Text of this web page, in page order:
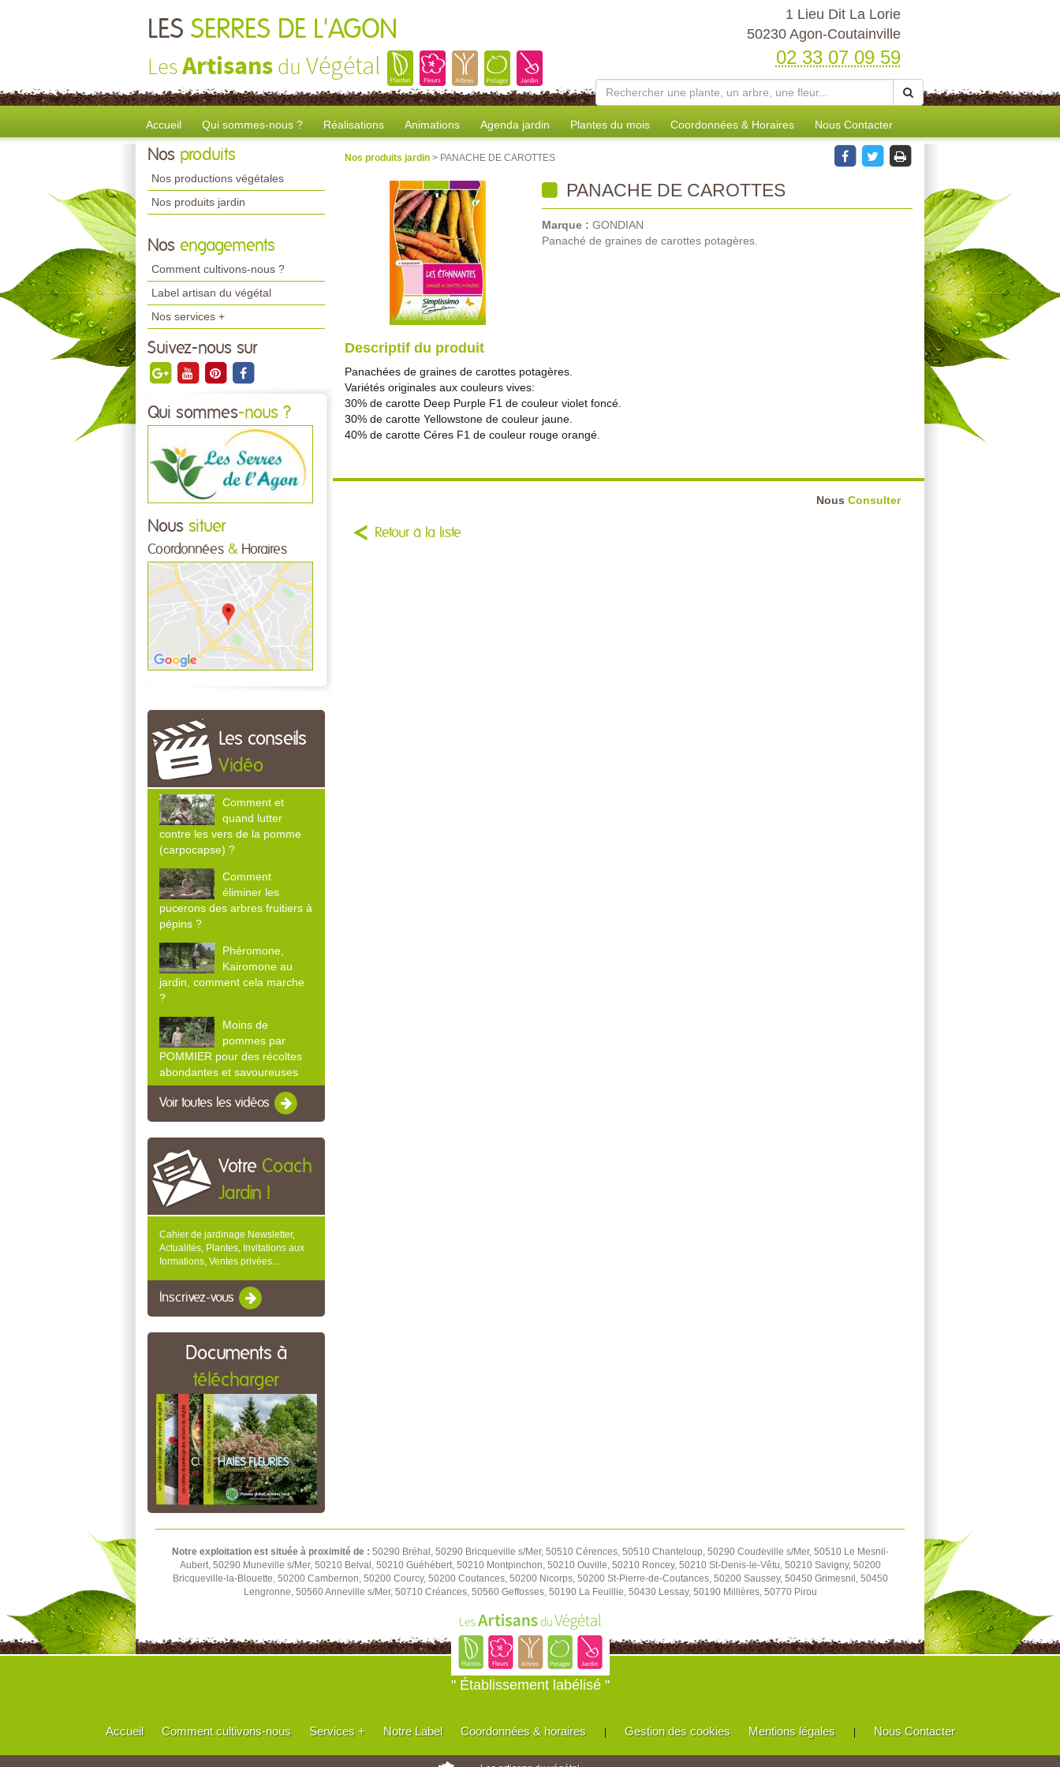
LES SERRES DE L'AGON
LesArtisans du Végétal
1 Lieu Dit La Lorie
50230 Agon-Coutainville
02 33 07 09 59
Accueil Qui sommes-nous ? Réalisations Animations Agenda jardin Plantes du mois Coordonnées & Horaires Nous Contacter
Nos produits
Nos productions végétales
Nos produits jardin
Nos engagements
Comment cultivons-nous ?
Label artisan du végétal
Nos services +
Suivez-nous sur
Qui sommes-nous ?
Nous situer
Coordonnées & Horaires
Les conseils
Vidéo
Comment et
quand lutter
contre les vers de la pomme
(carpocapse) ?
Comment
éliminer les
pucerons des arbres fruitiers à
pépins ?
Phéromone,
Kairomone au
jardin, comment cela marche
?
Moins de
pommes par
POMMIER pour des récoltes
abondantes et savoureuses
Voir toutes les vidéos
Votre Coach
Jardin !
Cahier de jardinage Newsletter,
Actualités, Plantes, Invitations aux
formations, Ventes privées...
Inscrivez-vous
Documents à
télécharger
Nos produits jardin > PANACHE DE CAROTTES
PANACHE DE CAROTTES
Marque : GONDIAN
Panaché de graines de carottes potagères.
Descriptif du produit
Panachées de graines de carottes potagères.
Variétés originales aux couleurs vives:
30% de carotte Deep Purple F1 de couleur violet foncé.
30% de carotte Yellowstone de couleur jaune.
40% de carotte Céres F1 de couleur rouge orangé.
Nous Consulter
Retour à la liste
Notre exploitation est située à proximité de : 50290 Bréhal, 50290 Bricqueville s/Mer, 50510 Cérences, 50510 Chanteloup, 50290 Coudeville s/Mer, 50510 Le Mesnil-
Aubert, 50290 Muneville s/Mer, 50210 Belval, 50210 Guéhébert, 50210 Montpinchon, 50210 Ouville, 50210 Roncey, 50210 St-Denis-le-Vêtu, 50210 Savigny, 50200
Bricqueville-la-Blouette, 50200 Cambernon, 50200 Courcy, 50200 Coutances, 50200 Nicorps, 50200 St-Pierre-de-Coutances, 50200 Saussey, 50450 Grimesnil, 50450
Lengronne, 50560 Anneville s/Mer, 50710 Créances, 50560 Geffosses, 50190 La Feuillie, 50430 Lessay, 50190 Millières, 50770 Pirou
" Établissement labélisé "
Accueil Comment cultivons-nous Services + Notre Label Coordonnées & horaires | Gestion des cookies Mentions légales | Nous Contacter